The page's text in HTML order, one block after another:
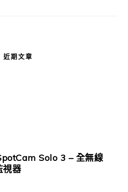
近期文章
Solo 3 – 全無線
視器